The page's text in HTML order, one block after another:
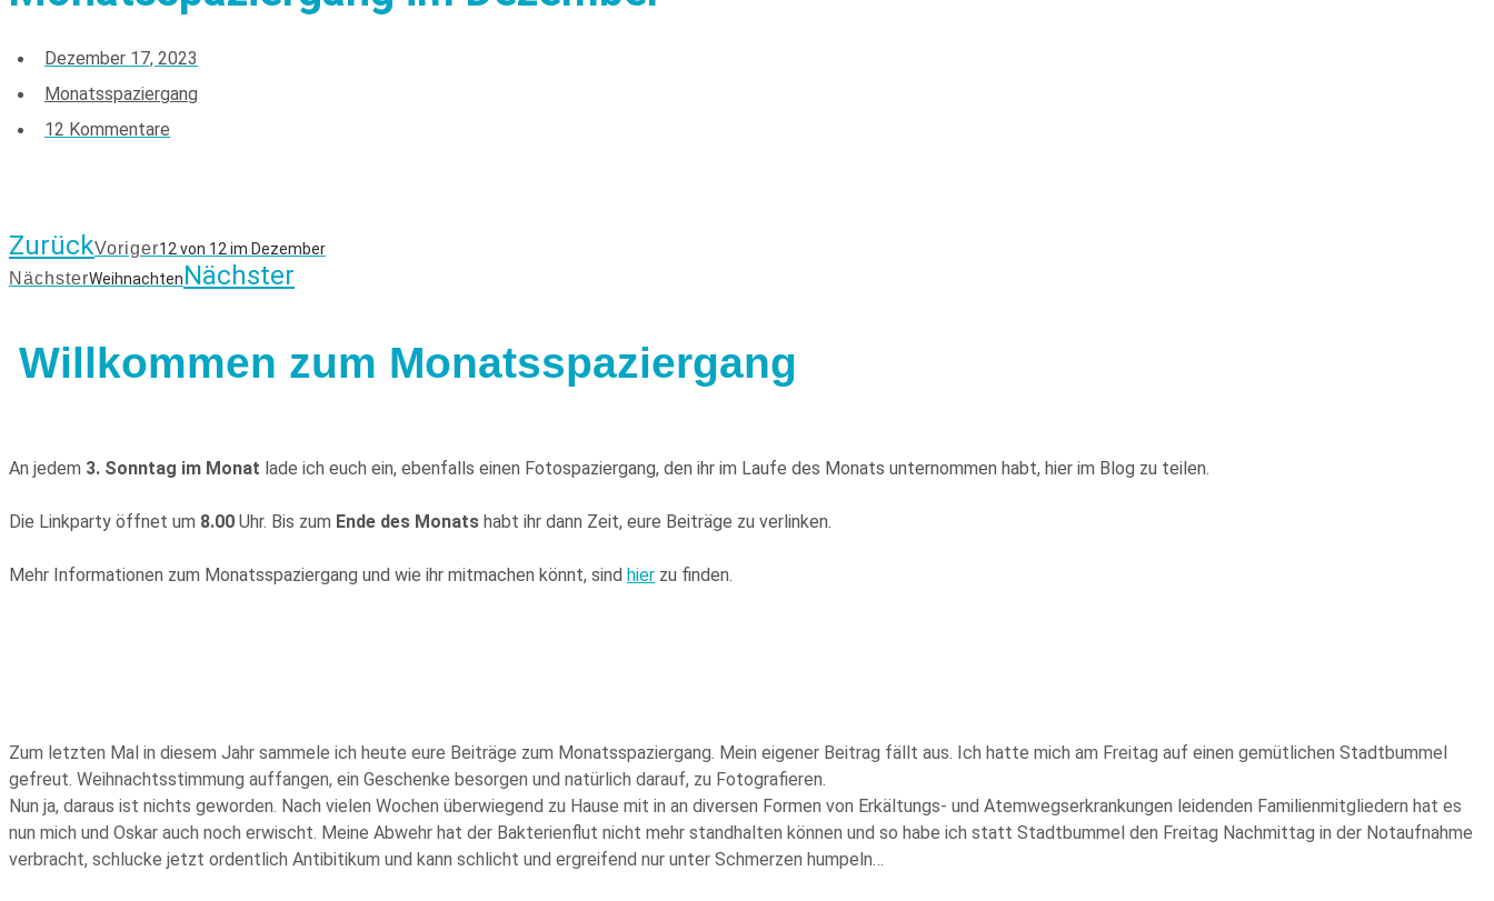
Dezember 17, 2023
Monatsspaziergang
12 Kommentare
ZurückVoriger12 von 12 im Dezember
NächsterWeihnachtenNächster
Willkommen zum Monatsspaziergang
An jedem 3. Sonntag im Monat lade ich euch ein, ebenfalls einen Fotospaziergang, den ihr im Laufe des Monats unternommen habt, hier im Blog zu teilen.
Die Linkparty öffnet um 8.00 Uhr. Bis zum Ende des Monats habt ihr dann Zeit, eure Beiträge zu verlinken.
Mehr Informationen zum Monatsspaziergang und wie ihr mitmachen könnt, sind hier zu finden.
Zum letzten Mal in diesem Jahr sammele ich heute eure Beiträge zum Monatsspaziergang. Mein eigener Beitrag fällt aus. Ich hatte mich am Freitag auf einen gemütlichen Stadtbummel
gefreut. Weihnachtsstimmung auffangen, ein Geschenke besorgen und natürlich darauf, zu Fotografieren.
Nun ja, daraus ist nichts geworden. Nach vielen Wochen überwiegend zu Hause mit in an diversen Formen von Erkältungs- und Atemwegserkrankungen leidenden Familienmitgliedern hat es
nun mich und Oskar auch noch erwischt. Meine Abwehr hat der Bakterienflut nicht mehr standhalten können und so habe ich statt Stadtbummel den Freitag Nachmittag in der Notaufnahme
verbracht, schlucke jetzt ordentlich Antibitikum und kann schlicht und ergreifend nur unter Schmerzen humpeln…